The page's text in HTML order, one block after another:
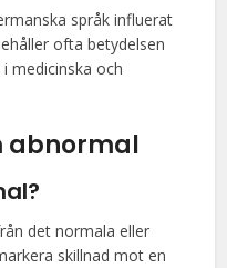
språk influerat
ofta betydelsen
medicinska och
abnormal
det normala eller
skillnad mot en